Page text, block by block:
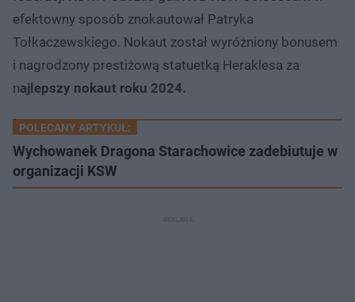
efektowny sposób znokautował Patryka
Tołkaczewskiego. Nokaut został wyróżniony bonusem
i nagrodzony prestiżową statuetką Heraklesa za
najlepszy nokaut roku 2024.
POLECANY ARTYKUŁ:
Wychowanek Dragona Starachowice zadebiutuje w
organizacji KSW